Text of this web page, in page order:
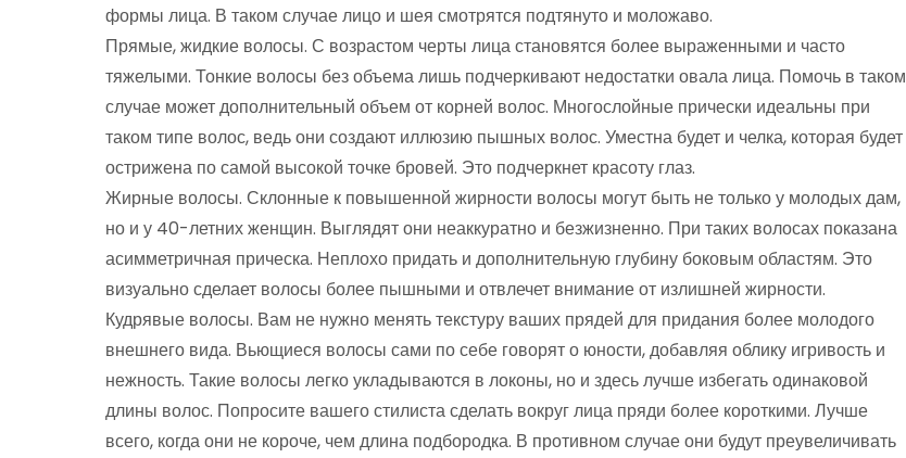
формы лица. В таком случае лицо и шея смотрятся подтянуто и моложаво.
Прямые, жидкие волосы. С возрастом черты лица становятся более выраженными и часто
тяжелыми. Тонкие волосы без объема лишь подчеркивают недостатки овала лица. Помочь в таком
случае может дополнительный объем от корней волос. Многослойные прически идеальны при
таком типе волос, ведь они создают иллюзию пышных волос. Уместна будет и челка, которая будет
острижена по самой высокой точке бровей. Это подчеркнет красоту глаз.
Жирные волосы. Склонные к повышенной жирности волосы могут быть не только у молодых дам,
но и у 40-летних женщин. Выглядят они неаккуратно и безжизненно. При таких волосах показана
асимметричная прическа. Неплохо придать и дополнительную глубину боковым областям. Это
визуально сделает волосы более пышными и отвлечет внимание от излишней жирности.
Кудрявые волосы. Вам не нужно менять текстуру ваших прядей для придания более молодого
внешнего вида. Вьющиеся волосы сами по себе говорят о юности, добавляя облику игривость и
нежность. Такие волосы легко укладываются в локоны, но и здесь лучше избегать одинаковой
длины волос. Попросите вашего стилиста сделать вокруг лица пряди более короткими. Лучше
всего, когда они не короче, чем длина подбородка. В противном случае они будут преувеличивать